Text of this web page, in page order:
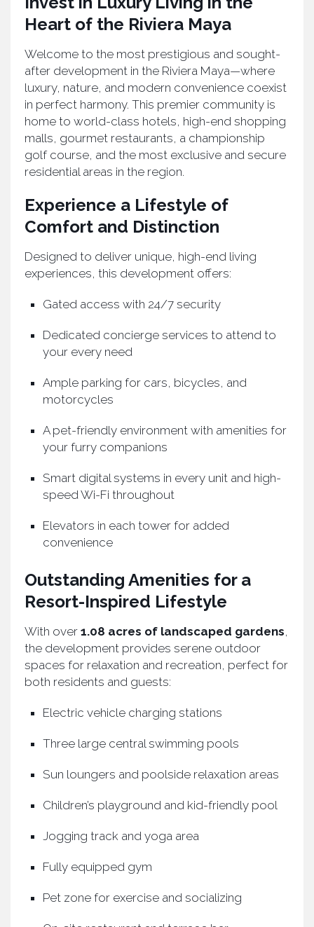
Heart of the Riviera Maya
Welcome to the most prestigious and sought-
after development in the Riviera Maya—where
luxury, nature, and modern convenience coexist
in perfect harmony. This premier community is
home to world-class hotels, high-end shopping
malls, gourmet restaurants, a championship
golf course, and the most exclusive and secure
residential areas in the region.
Experience a Lifestyle of
Comfort and Distinction
Designed to deliver unique, high-end living
experiences, this development offers:
Gated access with 24/7 security
Dedicated concierge services to attend to
your every need
Ample parking for cars, bicycles, and
motorcycles
A pet-friendly environment with amenities for
your furry companions
Smart digital systems in every unit and high-
speed Wi-Fi throughout
Elevators in each tower for added
convenience
Outstanding Amenities for a
Resort-Inspired Lifestyle
With over 1.08 acres of landscaped gardens,
the development provides serene outdoor
spaces for relaxation and recreation, perfect for
both residents and guests:
Electric vehicle charging stations
Three large central swimming pools
Sun loungers and poolside relaxation areas
Children’s playground and kid-friendly pool
Jogging track and yoga area
Fully equipped gym
Pet zone for exercise and socializing